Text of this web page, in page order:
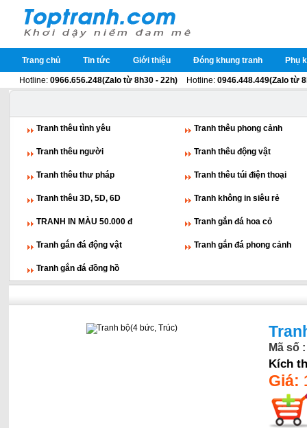
Trang chủ Tin tức Giới thiệu Đóng khung tranh Phụ
Hotline:0966.656.248(Zalo từ 8h30 - 22h) Hotline:0946.448.449(Zalo từ
Tranh thêu tình yêu Tranh thêu phong cảnh
Tranh thêu người Tranh thêu động vật
Tranh thêu thư pháp Tranh thêu túi điện thoại
Tranh thêu 3D, 5D, 6D Tranh không in siêu rẻ
TRANH IN MÀU 50.000 đ Tranh gắn đá hoa cỏ
Tranh gắn đá động vật Tranh gắn đá phong cảnh
Tranh gắn đá đồng hồ
Mã số
Kích
Giá: